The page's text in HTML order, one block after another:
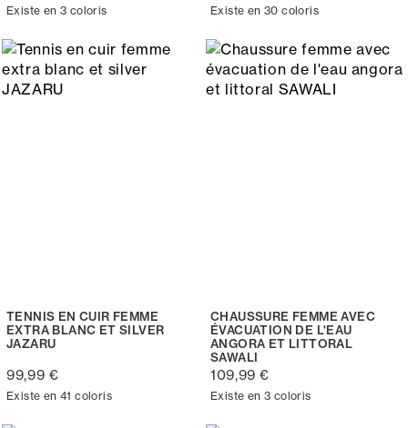
Existe en 3 coloris Existe en 30 coloris
TENNIS EN CUIR FEMME
EXTRA BLANC ET SILVER
JAZARU
99,99 €
Existe en 41 coloris
CHAUSSURE FEMME AVEC
ÉVACUATION DE L'EAU
ANGORA ET LITTORAL
SAWALI
109,99 €
Existe en 3 coloris